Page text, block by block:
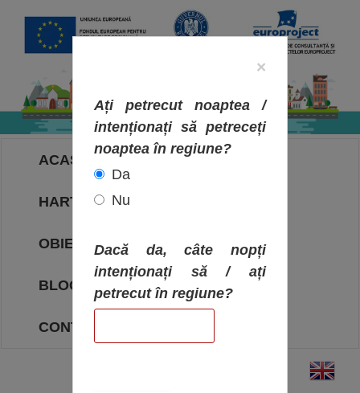
ACASA
HARTA OBIECTIVELOR
OBIECTIVE
BLOG
CONTACT
×
Ați petrecut noaptea /
intenționați să petreceți
noaptea în regiune?
Da
Nu
Dacă da, câte nopți
intenționați să / ați
petrecut în regiune?